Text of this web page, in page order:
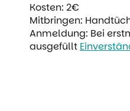
Kosten: 2€
Mitbringen:
Anmeldung: Bei
ausgefüllt